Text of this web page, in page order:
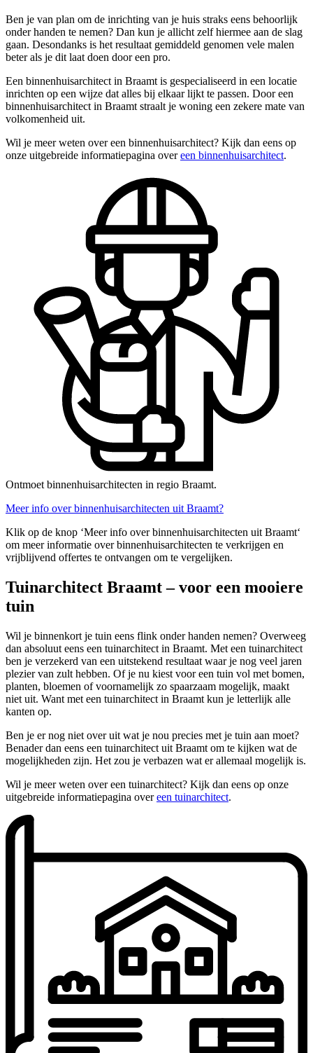
Ben je van plan om de inrichting van je huis straks eens behoorlijk
onder handen te nemen? Dan kun je allicht zelf hiermee aan de slag
gaan. Desondanks is het resultaat gemiddeld genomen vele malen
beter als je dit laat doen door een pro.
Een binnenhuisarchitect in Braamt is gespecialiseerd in een locatie
inrichten op een wijze dat alles bij elkaar lijkt te passen. Door een
binnenhuisarchitect in Braamt straalt je woning een zekere mate van
volkomenheid uit.
Wil je meer weten over een binnenhuisarchitect? Kijk dan eens op
onze uitgebreide informatiepagina overeen binnenhuisarchitect.
Ontmoet binnenhuisarchitecten in regio Braamt.
Meer info over binnenhuisarchitecten uit Braamt?
Klik op de knop ‘Meer info over binnenhuisarchitecten uit Braamt‘
om meer informatie over binnenhuisarchitecten te verkrijgen en
vrijblijvend offertes te ontvangen om te vergelijken.
Tuinarchitect Braamt – voor een mooiere
tuin
Wil je binnenkort je tuin eens flink onder handen nemen? Overweeg
dan absoluut eens een tuinarchitect in Braamt. Met een tuinarchitect
ben je verzekerd van een uitstekend resultaat waar je nog veel jaren
plezier van zult hebben. Of je nu kiest voor een tuin vol met bomen,
planten, bloemen of voornamelijk zo spaarzaam mogelijk, maakt
niet uit. Want met een tuinarchitect in Braamt kun je letterlijk alle
kanten op.
Ben je er nog niet over uit wat je nou precies met je tuin aan moet?
Benader dan eens een tuinarchitect uit Braamt om te kijken wat de
mogelijkheden zijn. Het zou je verbazen wat er allemaal mogelijk is.
Wil je meer weten over een tuinarchitect? Kijk dan eens op onze
uitgebreide informatiepagina overeen tuinarchitect.